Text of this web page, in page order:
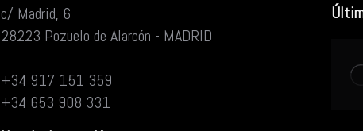
c/ Madrid, 6
28223 Pozuelo de Alarcón - MADRID
+34 917 151 359
+34 653 908 331